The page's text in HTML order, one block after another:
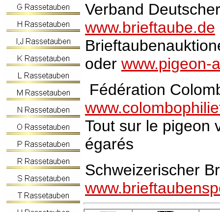
Verband
www.brieftaube.de
oder www.pigeon-
Fédération
Tout sur le pigeon
égarés
Schweizerischer